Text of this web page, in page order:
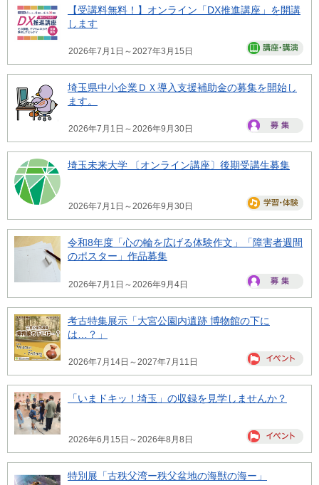
【受講料無料！】オンライン「DX推進講座」を開講
します
2026年7月1日～2027年3月15日
埼玉県中小企業ＤＸ導入支援補助金の募集を開始し
ます。
2026年7月1日～2026年9月30日
埼玉未来大学 〔オンライン講座〕後期受講生募集
2026年7月1日～2026年9月30日
令和8年度「心の輪を広げる体験作文」「障害者週間
のポスター」作品募集
2026年7月1日～2026年9月4日
考古特集展示「大宮公園内遺跡 博物館の下に
は…？」
2026年7月14日～2027年7月11日
「いまドキッ！埼玉」の収録を見学しませんか？
2026年6月15日～2026年8月8日
特別展「古秩父湾ー秩父盆地の海獣の海ー」